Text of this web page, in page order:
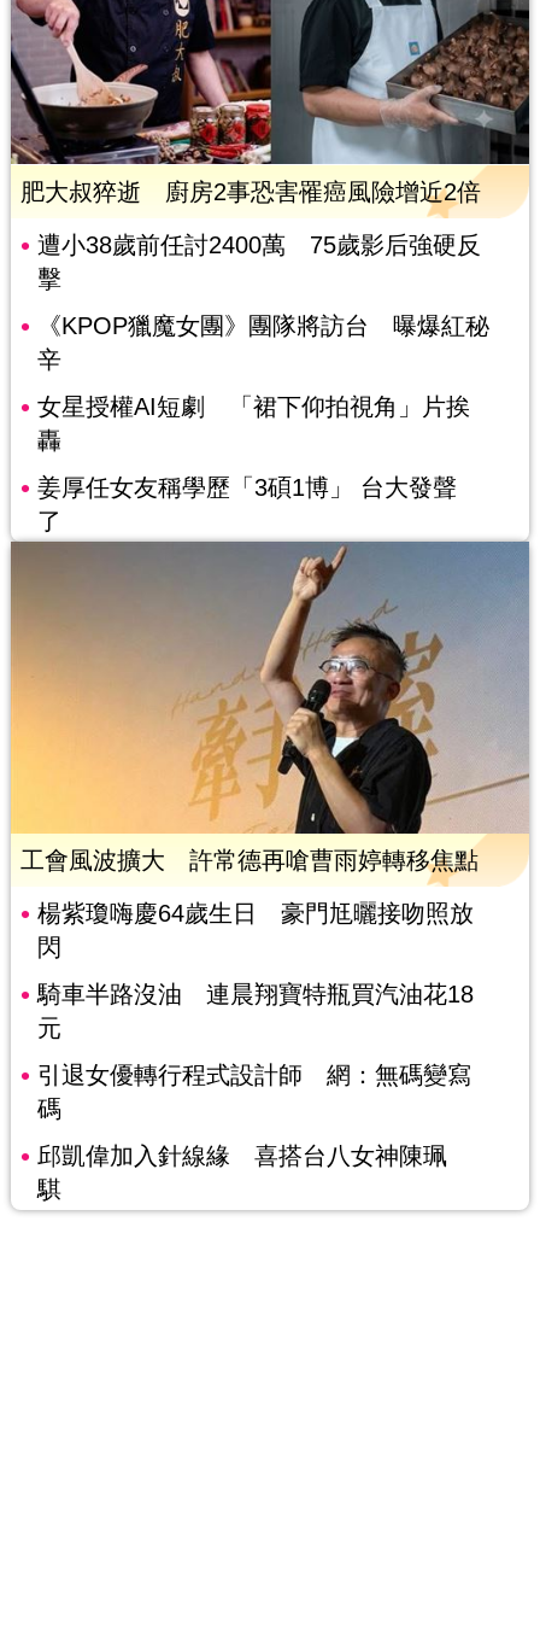
肥大叔猝逝 廚房2事恐害罹癌風險增近2倍
遭小38歲前任討2400萬 75歲影后強硬反
擊
《KPOP獵魔女團》團隊將訪台 曝爆紅秘
辛
女星授權AI短劇 「裙下仰拍視角」片挨
轟
姜厚任女友稱學歷「3碩1博」 台大發聲
了
工會風波擴大 許常德再嗆曹雨婷轉移焦點
楊紫瓊嗨慶64歲生日 豪門尪曬接吻照放
閃
騎車半路沒油 連晨翔寶特瓶買汽油花18
元
引退女優轉行程式設計師 網：無碼變寫
碼
邱凱偉加入針線緣 喜搭台八女神陳珮
騏